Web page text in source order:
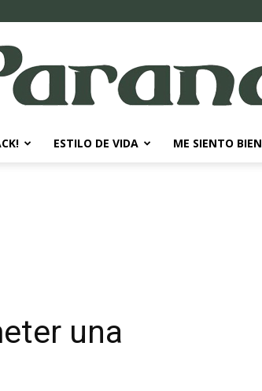
ESTILO DE VIDA ME SIENTO BIEN
una